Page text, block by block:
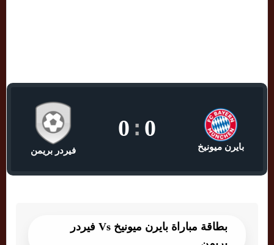
بايرن ميونيخ
0
:
0
فيردر بريمن
بطاقة مباراة بايرن ميونيخ Vs فيردر